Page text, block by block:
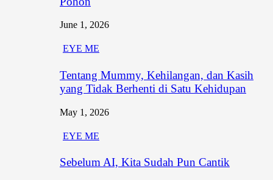
June 1, 2026
EYE ME
Tentang Mummy, Kehilangan, dan Kasih
yang Tidak Berhenti di Satu Kehidupan
May 1, 2026
EYE ME
Sebelum AI, Kita Sudah Pun Cantik